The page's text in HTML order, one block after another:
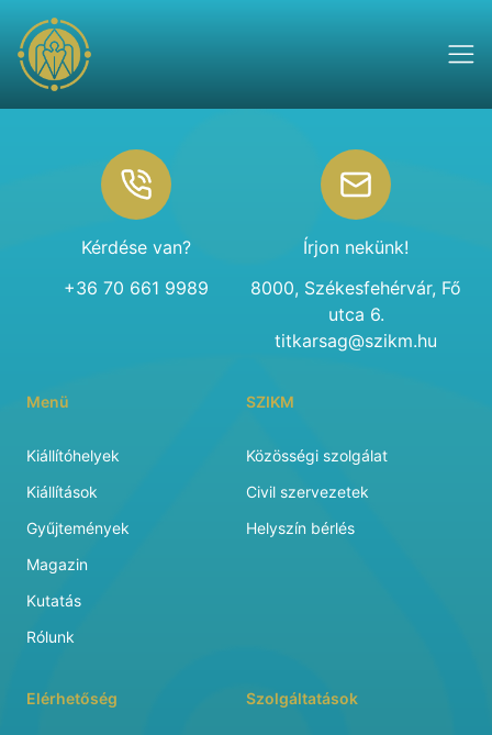
Kérdése van?
+36 70 661 9989
Írjon nekünk!
8000, Székesfehérvár, Fő
utca 6.
titkarsag@szikm.hu
Menü
Kiállítóhelyek
Kiállítások
Gyűjtemények
Magazin
Kutatás
Rólunk
SZIKM
Közösségi szolgálat
Civil szervezetek
Helyszín bérlés
Elérhetőség Szolgáltatások